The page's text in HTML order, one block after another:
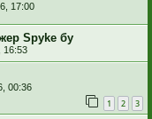
17:00
Spyke бу
16:53
00:36
1 2 3